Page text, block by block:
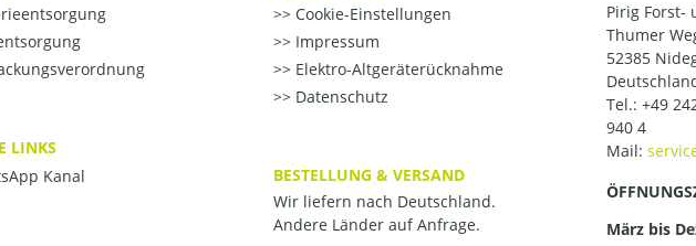
LINKS
Kanal
Cookie-Einstellungen
Impressum
Elektro-Altgeräterücknahme
Datenschutz
BESTELLUNG & VERSAND
Wir liefern nach Deutschland.
Andere Länder auf Anfrage.
Pirig Forst-
Thumer
52385
Tel.: +49
940 4
Mail:
März bis